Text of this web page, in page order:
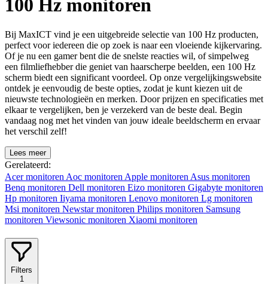
100 Hz monitoren
Bij MaxICT vind je een uitgebreide selectie van 100 Hz producten,
perfect voor iedereen die op zoek is naar een vloeiende kijkervaring.
Of je nu een gamer bent die de snelste reacties wil, of simpelweg
een filmliefhebber die geniet van haarscherpe beelden, een 100 Hz
scherm biedt een significant voordeel. Op onze vergelijkingswebsite
ontdek je eenvoudig de beste opties, zodat je kunt kiezen uit de
nieuwste technologieën en merken. Door prijzen en specificaties met
elkaar te vergelijken, ben je verzekerd van de beste deal. Begin
vandaag nog met het vinden van jouw ideale beeldscherm en ervaar
het verschil zelf!
Lees meer
Gerelateerd:
Acer monitoren Aoc monitoren Apple monitoren Asus monitoren
Benq monitoren Dell monitoren Eizo monitoren Gigabyte monitoren
Hp monitoren Iiyama monitoren Lenovo monitoren Lg monitoren
Msi monitoren Newstar monitoren Philips monitoren Samsung
monitoren Viewsonic monitoren Xiaomi monitoren
Filters
1